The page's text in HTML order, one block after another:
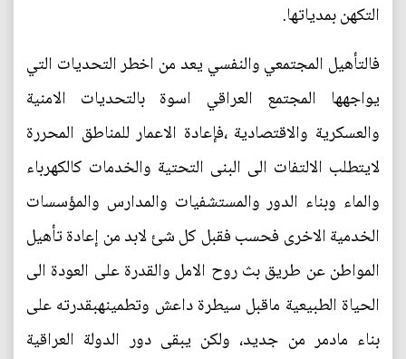
التكهن بمدياتها.
فالتأهيل المجتمعي والنفسي يعد من اخطر التحديات التي
يواجهها المجتمع العراقي اسوة بالتحديات الامنية
والعسكرية والاقتصادية ،فإعادة الاعمار للمناطق المحررة
لايتطلب الالتفات الى البنى التحتية والخدمات كالكهرباء
والماء وبناء الدور والمستشفيات والمدارس والمؤسسات
الخدمية الاخرى فحسب فقبل كل شئ لابد من إعادة تأهيل
المواطن عن طريق بث روح الامل والقدرة على العودة الى
الحياة الطبيعية ماقبل سيطرة داعش وتطمينهبقدرته على
بناء مادمر من جديد، ولكن يبقى دور الدولة العراقية